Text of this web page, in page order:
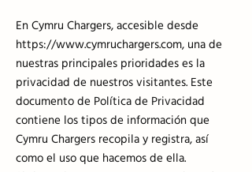
En Cymru Chargers, accesible desde
https://www.cymruchargers.com, una de
nuestras principales prioridades es la
privacidad de nuestros visitantes. Este
documento de Política de Privacidad
contiene los tipos de información que
Cymru Chargers recopila y registra, así
como el uso que hacemos de ella.